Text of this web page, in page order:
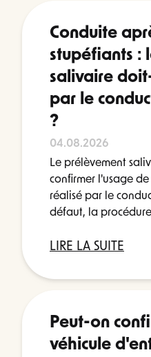
Conduite
stupéfiants :
salivaire
par le
?
04.08.2026
Le prélèvement
confirmer l'usage
réalisé par le
défaut, la
LIRE LA SUITE
Peut-on
véhicule